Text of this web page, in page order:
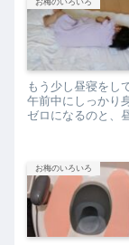
もう少し昼寝をし
午前中にしっかり
ゼロになるのと、
お梅のいろいろ